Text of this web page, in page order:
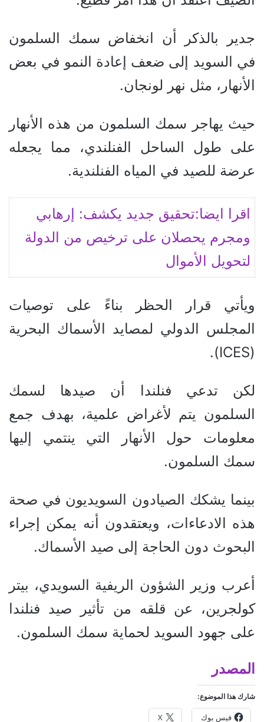
جدير بالذكر أن انخفاض سمك السلمون
في السويد إلى ضعف إعادة النمو في بعض
الأنهار، مثل نهر لونجان.
حيث يهاجر سمك السلمون من هذه الأنهار
على طول الساحل الفنلندي، مما يجعله
عرضة للصيد في المياه الفنلندية.
اقرا ايضا:تحقيق جديد يكشف: إرهابي
ومجرم يحصلان على ترخيص من الدولة
لتحويل الأموال
ويأتي قرار الحظر بناءً على توصيات
المجلس الدولي لمصايد الأسماك البحرية
(ICES).
لكن تدعي فنلندا أن صيدها لسمك
السلمون يتم لأغراض علمية، بهدف جمع
معلومات حول الأنهار التي ينتمي إليها
سمك السلمون.
بينما يشكك الصيادون السويديون في صحة
هذه الادعاءات، ويعتقدون أنه يمكن إجراء
البحوث دون الحاجة إلى صيد الأسماك.
أعرب وزير الشؤون الريفية السويدي، بيتر
كولجرين، عن قلقه من تأثير صيد فنلندا
على جهود السويد لحماية سمك السلمون.
المصدر
شارك هذا الموضوع:
فيس بوك X